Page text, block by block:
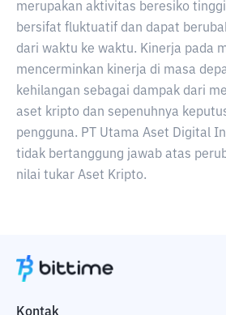
merupakan aktivitas beresiko
bersifat fluktuatif dan dapat
dari waktu ke waktu. Kinerja pada
mencerminkan kinerja di masa
kehilangan sebagai dampak dari
aset kripto dan sepenuhnya
pengguna. PT Utama Aset Digital
tidak bertanggung jawab atas
nilai tukar Aset Kripto.
Kontak